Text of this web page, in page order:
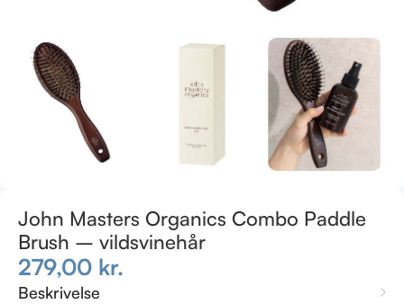
John Masters Organics Combo Paddle
Brush – vildsvinehår
279,00 kr.
Beskrivelse